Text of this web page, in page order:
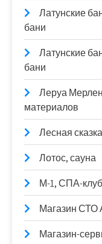
Латунские
бани
Латунские
бани
Леруа
материалов
Лесная
Лотос, сауна
М-1, СПА-клуб
Магазин СТО
Магазин-